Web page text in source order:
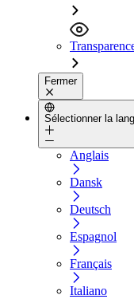
Fermer
Sélectionner la
Anglais
Dansk
Deutsch
Espagnol
Français
Italiano